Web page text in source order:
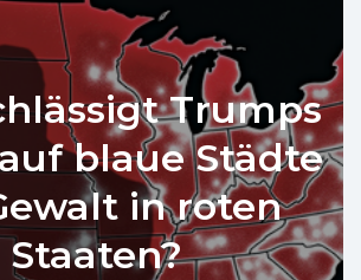
Trumps
blaue Städte
in roten
Staaten?